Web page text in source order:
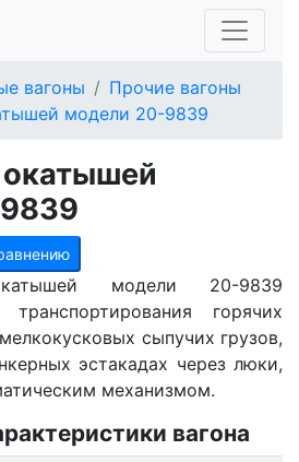
вагоны
Прочие вагоны
модели 20-9839
модели 20-9839
горячих
сыпучих грузов,
эстакадах через люки,
механизмом.
вагона